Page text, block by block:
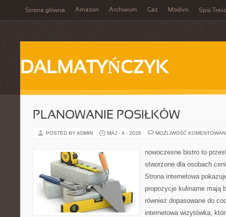
Strona główna Amazon Archiwum Gaz Modivo Spis
DALMATYŃCZYK
PLANOWANIE POSIŁKÓW
POSTED BY ADMIN MAJ - 4 - 2026 MOŻLIWOŚĆ
nowoczesne bistro to
stworzone dla osobach
Strona internetowa
propozycje kulinarne mają
również dopasowane do
internetowa wizytówka,